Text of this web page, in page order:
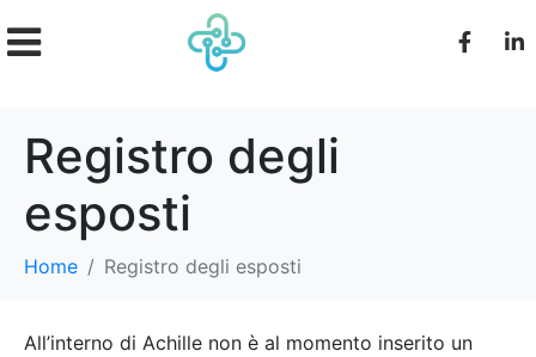
Registro degli
esposti
Home Registro degli esposti
All’interno di Achille non è al momento inserito un